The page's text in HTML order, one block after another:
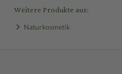
Weitere Produkte aus:
Naturkosmetik